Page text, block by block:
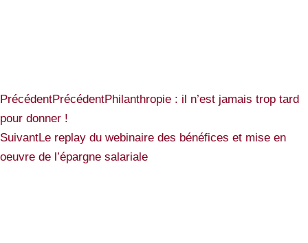
PrécédentPrécédentPhilanthropie : il n’est jamais trop tard
pour donner !
SuivantLe replay du webinaire des bénéfices et mise en
oeuvre de l’épargne salariale